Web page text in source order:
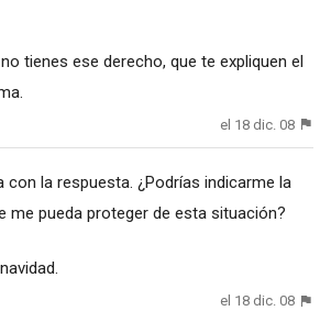
tienes ese derecho, que te expliquen el
el 18 dic. 08
con la respuesta. ¿Podrías indicarme la
me pueda proteger de esta situación?
el 18 dic. 08